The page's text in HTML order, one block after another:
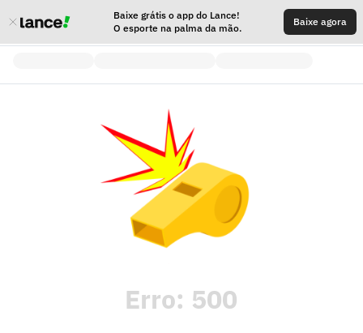
Baixe grátis o app do Lance!
O esporte na palma da mão.
Baixe agora
Erro: 500